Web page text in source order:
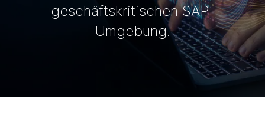
geschäftskritischen SAP-
Umgebung.